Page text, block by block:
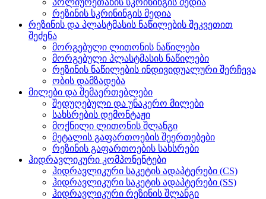
რეზინის სკრინინგის მედია
რეზინის და პლასტმასის ნაწილების შეკვეთით
შეძენა
მორგებული ლითონის ნაწილები
მორგებული პლასტმასის ნაწილები
რეზინის ნაწილების ინდივიდუალური შერჩევა
ობის დამზადება
მილები და შემაერთებლები
შედუღებული და უნაკერო მილები
სახსრების დემონტაჟი
მოქნილი ლითონის შლანგი
მეტალის გაფართოების შეერთებები
რეზინის გაფართოების სახსრები
ჰიდრავლიკური კომპონენტები
ჰიდრავლიკური საკეტის ადაპტერები (CS)
ჰიდრავლიკური საკეტის ადაპტერები (SS)
ჰიდრავლიკური რეზინის შლანგი